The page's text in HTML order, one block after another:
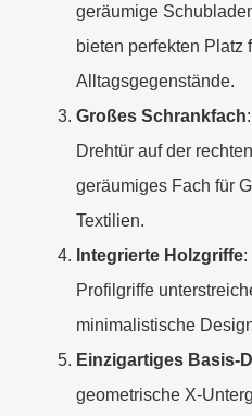
geräumige
bieten perfekten Platz
Alltagsgegenstände.
Großes Schrankfach
Drehtür auf der
geräumiges Fach für
Textilien.
Integrierte Holzgriffe:
Profilgriffe
minimalistische
Einzigartiges Basis-
geometrische X-